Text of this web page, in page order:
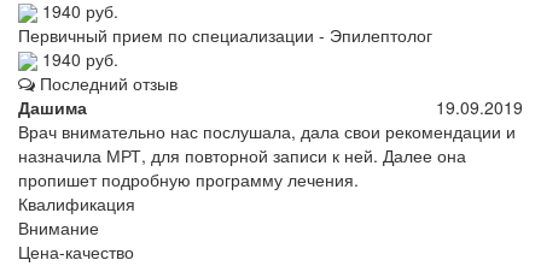
1940 руб.
Первичный прием по специализации - Эпилептолог
1940 руб.
Последний отзыв
Дашима
19.09.2019
Врач внимательно нас послушала, дала свои рекомендации и
назначила МРТ, для повторной записи к ней. Далее она
пропишет подробную программу лечения.
Квалификация
Внимание
Цена-качество